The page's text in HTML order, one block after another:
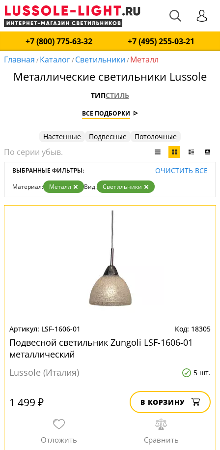
+7 (800) 775-63-32
+7 (495) 255-03-21
Главная / Каталог/ Светильники / Металл
Металлические светильники Lussole
ТИПСТИЛЬ
ВСЕ ПОДБОРКИ
Настенные Подвесные Потолочные
ВЫБРАННЫЕ ФИЛЬТРЫ: ОЧИСТИТЬ ВСЕ
Материал: Металл Вид: Светильники
LSF-1606-01 18305
Подвесной светильник Zungoli LSF-1606-01
металлический
Lussole (Италия)
5 шт.
1 499 ₽ В КОРЗИНУ